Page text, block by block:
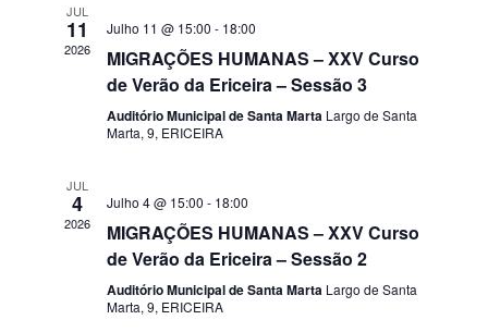
e
JUL
11
2026
Julho 11 @ 15:00 - 18:00
MIGRAÇÕES HUMANAS – XXV Curso
de Verão da Ericeira – Sessão 3
Auditório Municipal de Santa Marta Largo de Santa
Marta, 9, ERICEIRA
JUL
4
2026
Julho 4 @ 15:00 - 18:00
MIGRAÇÕES HUMANAS – XXV Curso
de Verão da Ericeira – Sessão 2
Auditório Municipal de Santa Marta Largo de Santa
Marta, 9, ERICEIRA